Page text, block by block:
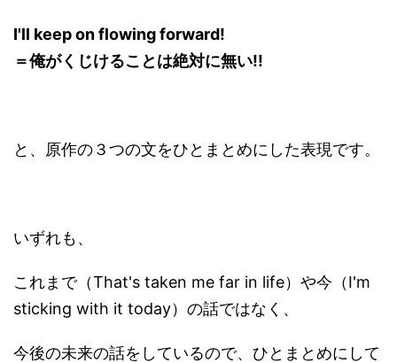
I'll keep on flowing forward!
＝俺がくじけることは絶対に無い!!
と、原作の３つの文をひとまとめにした表現です。
いずれも、
これまで（That's taken me far in life）や今（I'm
sticking with it today）の話ではなく、
今後の未来の話をしているので、ひとまとめにして